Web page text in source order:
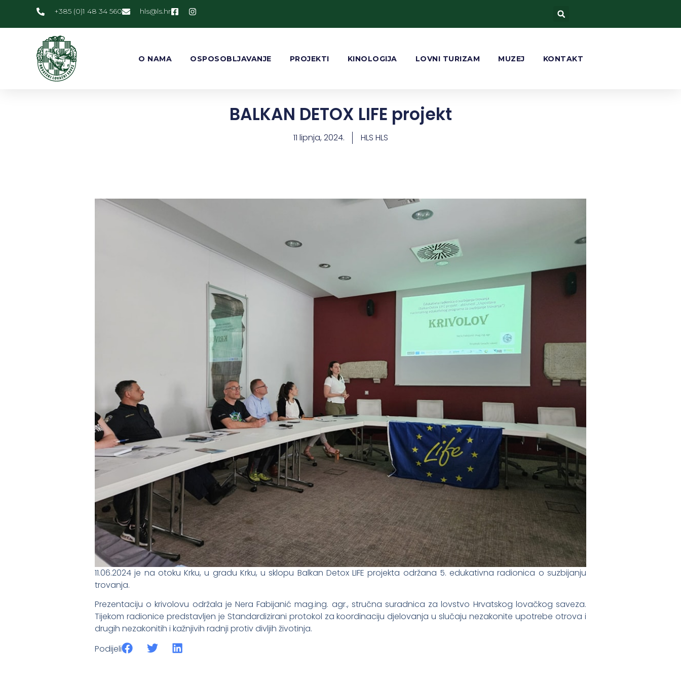
+385 (0)1 48 34 560 rh.sl
@slh
O NAMA OSPOSOBLJAVANJE PROJEKTI KINOLOGIJA LOVNI TURIZAM MUZEJ KONTAKT
BALKAN DETOX LIFE projekt
11 lipnja, 2024. HLS HLS
11.06.2024 je na otoku Krku, u gradu Krku, u sklopu Balkan Detox LIFE projekta održana 5. edukativna radionica o suzbijanju
trovanja.
Prezentaciju o krivolovu održala je Nera Fabijanić mag.ing. agr., stručna suradnica za lovstvo Hrvatskog lovačkog saveza.
Tijekom radionice predstavljen je Standardizirani protokol za koordinaciju djelovanja u slučaju nezakonite upotrebe otrova i
drugih nezakonitih i kažnjivih radnji protiv divljih životinja.
Podijeli